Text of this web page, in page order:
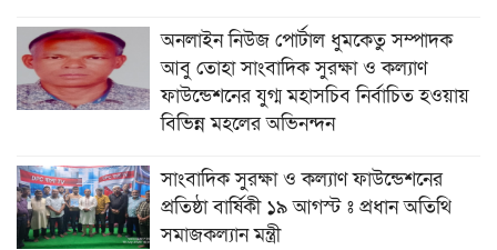
অনলাইন নিউজ পোর্টাল ধুমকেতু সম্পাদক
আবু তোহা সাংবাদিক সুরক্ষা ও কল্যাণ
ফাউন্ডেশনের যুগ্ম মহাসচিব নির্বাচিত হওয়ায়
বিভিন্ন মহলের অভিনন্দন
সাংবাদিক সুরক্ষা ও কল্যাণ ফাউন্ডেশনের
প্রতিষ্ঠা বার্ষিকী ১৯ আগস্ট ঃ প্রধান অতিথি
সমাজকল্যান মন্ত্রী